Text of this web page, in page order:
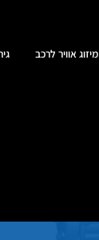
מיזוג אוויר לרכב